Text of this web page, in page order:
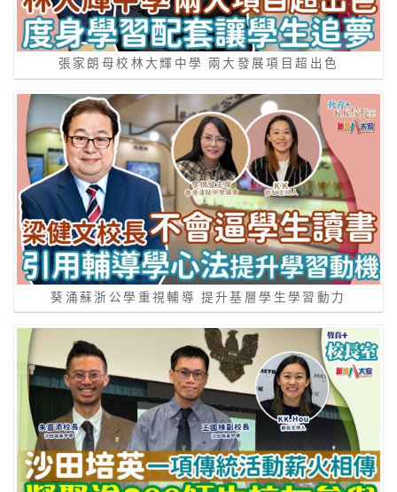
張家朗母校林大輝中學 兩大發展項目超出色
葵涌蘇浙公學重視輔導 提升基層學生學習動力